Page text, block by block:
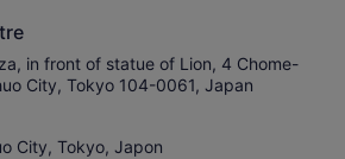
in front of statue of Lion, 4 Chome-
City, Tokyo 104-0061, Japan
City, Tokyo, Japon